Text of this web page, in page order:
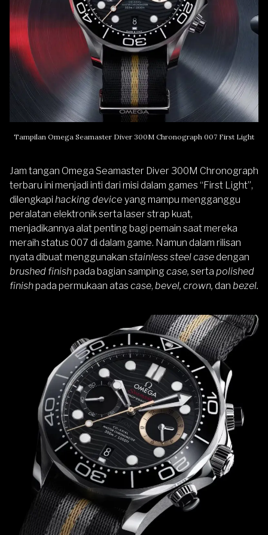
Tampilan Omega Seamaster Diver 300M Chronograph 007 First Light
Jam tangan Omega Seamaster Diver 300M Chronograph
terbaru ini menjadi inti dari misi dalam games “First Light”,
dilengkapi hacking device yang mampu mengganggu
peralatan elektronik serta laser strap kuat,
menjadikannya alat penting bagi pemain saat mereka
meraih status 007 di dalam game. Namun dalam rilisan
nyata dibuat menggunakan stainless steel casedengan
brushed finishpada bagian samping case, serta polished
finishpada permukaan atascase, bevel, crown, dan bezel.